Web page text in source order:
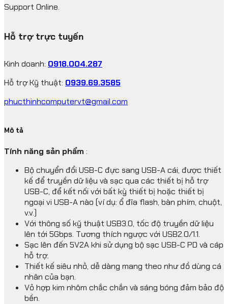
Support Online.
Hỗ trợ trực tuyến
Kinh doanh: 0918.004.287
Hỗ trợ Kỹ thuật: 0939.69.3585
phucthinhcomputervt@gmail.com
Mô tả
Tính năng sản phẩm :
Bộ chuyển đổi USB-C đực sang USB-A cái, được thiết
kế để truyền dữ liệu và sạc qua các thiết bị hỗ trợ
USB-C, để kết nối với bất kỳ thiết bị hoặc thiết bị
ngoại vi USB-A nào (ví dụ: ổ đĩa flash, bàn phím, chuột,
v.v.)
Với thông số kỹ thuật USB3.0, tốc độ truyền dữ liệu
lên tới 5Gbps. Tương thích ngược với USB2.0/1.1.
Sạc lên đến 5V2A khi sử dụng bộ sạc USB-C PD và cáp
hỗ trợ.
Thiết kế siêu nhỏ, dễ dàng mang theo như đồ dùng cá
nhân của bạn.
Vỏ hợp kim nhôm chắc chắn và sáng bóng đảm bảo độ
bền.